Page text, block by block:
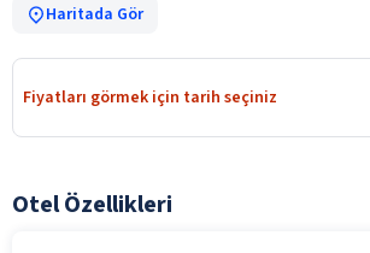
Haritada Gör
Fiyatları görmek için tarih seçiniz
Otel Özellikleri